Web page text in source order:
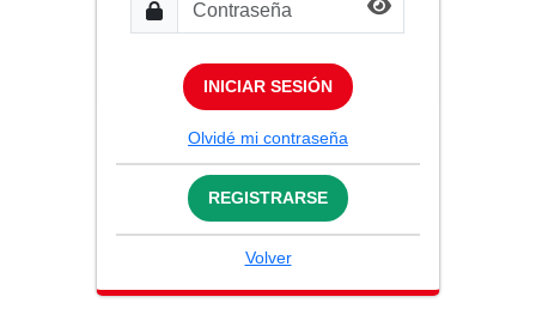
INICIAR SESIÓN
Olvidé mi contraseña
REGISTRARSE
Volver